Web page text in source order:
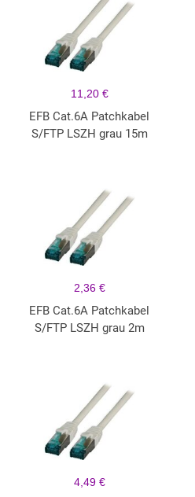
11,20 €
EFB Cat.6A Patchkabel
S/FTP LSZH grau 15m
2,36 €
EFB Cat.6A Patchkabel
S/FTP LSZH grau 2m
4,49 €